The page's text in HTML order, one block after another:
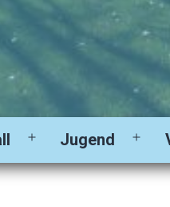
Menü
öffnen
Jugend